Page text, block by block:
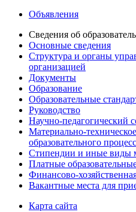
Объявления
Сведения об
Основные сведения
Структура и органы
организацией
Документы
Образование
Образовательные
Руководство
Научно-педагогический
Материально-
образовательного
Стипендии и иные виды
Платные
Финансово-
Вакантные места для
Карта сайта